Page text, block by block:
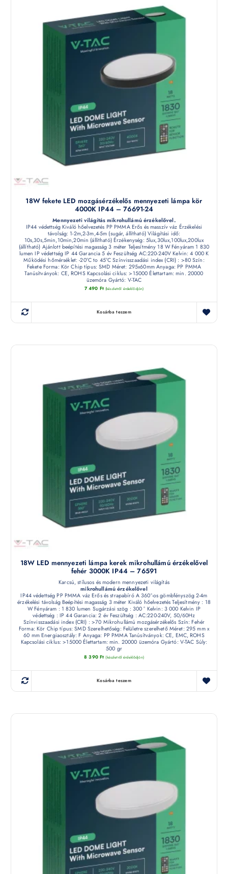
18W fekete LED mozgásérzékelős mennyezeti lámpa kör
4000K IP44 – 76691-24
Mennyezeti világítás mikrohullámú érzékelővel.
IP44 védettség Kiváló hőelvezetés PP PMMA Erős és masszív váz Érzékelési
távolság: 1-2m,2-3m,4-5m (sugár, állítható) Világítási idő:
10s,30s,5min,10min,20min (állítható) Érzékenység: 5lux,30lux,100lux,200lux
(állítható) Ajánlott beépítési magasság 3 méter Teljesítmény 18 W Fényáram 1 830
lumen IP védettség IP 44 Garancia 5 év Feszültség AC:220-240V Kelvin: 4 000 K
Működési hőmérséklet: -20°C to 45°C Színvisszaadási index (CRI) : >80 Szín:
Fekete Forma: Kör Chip típus: SMD Méret: 295x60mm Anyaga: PP PMMA
Tanúsítványok: CE, ROHS Kapcsolási ciklus: >15000 Élettartam: min. 20000
üzemóra Gyártó: V-TAC
7 490 Ft (készletről érdeklődjön)
Kosárba teszem
18W LED mennyezeti lámpa kerek mikrohullámú érzékelővel
fehér 3000K IP44 – 76591
Karcsú, stílusos és modern mennyezeti világítás
mikrohullámú érzékelővel
IP44 védettség PP PMMA váz Erős és strapabíró A 360°-os gömbfényszög 2-4m
érzékelési távolság Beépítési magasság 3 méter Kiváló hőelvezetés Teljesítmény : 18
W Fényáram : 1 830 lumen Sugárzási szög : 300 ° Kelvin: 3 000 Kelvin IP
védettség : IP 44 Garancia: 2 év Feszültség : AC:220-240V, 50/60Hz
Színvisszaadási index (CRI) : >70 Mikrohullámú mozgásérzékelős Szín: Fehér
Forma: Kör Chip típus: SMD Szerelhetőség: Felületre szerelhető Méret: 295 mm x
60 mm Energiaosztály: F Anyaga: PP PMMA Tanúsítványok: CE, EMC, ROHS
Kapcsolási ciklus: >15000 Élettartam: min. 20000 üzemóra Gyártó: V-TAC Súly:
500 gr
8 390 Ft (készletről érdeklődjön)
Kosárba teszem